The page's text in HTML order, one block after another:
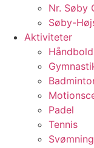
Nr. Søby
Søby-
Aktiviteter
Håndbold
Padel
Tennis
Svømning